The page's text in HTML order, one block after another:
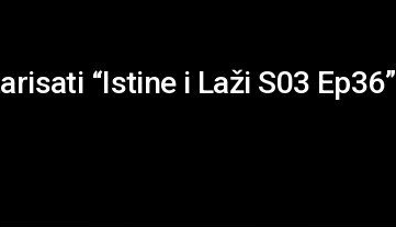
“Istine i Laži S03 Ep36”